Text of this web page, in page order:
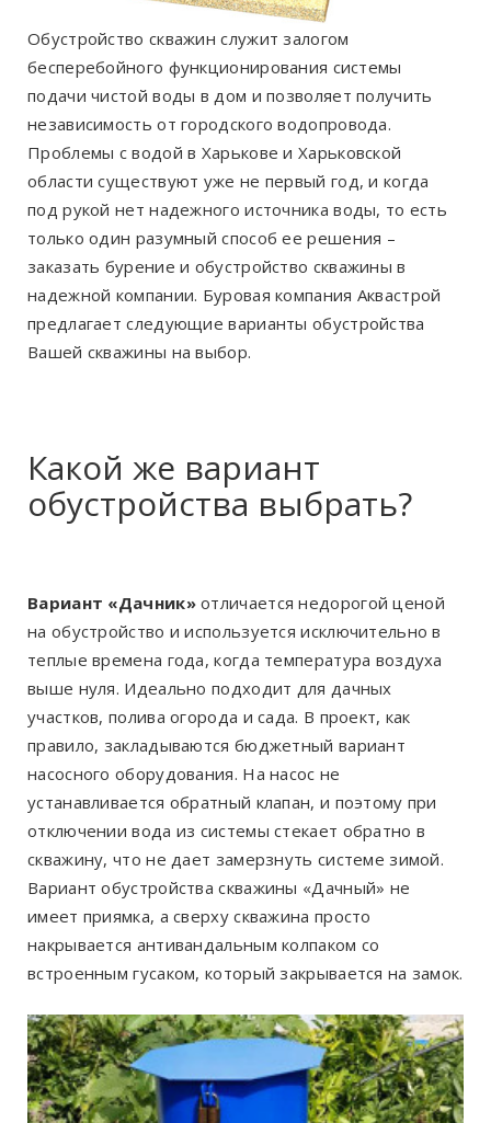
Обустройство скважин служит залогом
бесперебойного функционирования системы
подачи чистой воды в дом и позволяет получить
независимость от городского водопровода.
Проблемы с водой в Харькове и Харьковской
области существуют уже не первый год, и когда
под рукой нет надежного источника воды, то есть
только один разумный способ ее решения –
заказать бурение и обустройство скважины в
надежной компании. Буровая компания Аквастрой
предлагает следующие варианты обустройства
Вашей скважины на выбор.
Какой же вариант
обустройства выбрать?
Вариант «Дачник»отличается недорогой ценой
на обустройство и используется исключительно в
теплые времена года, когда температура воздуха
выше нуля. Идеально подходит для дачных
участков, полива огорода и сада. В проект, как
правило, закладываются бюджетный вариант
насосного оборудования. На насос не
устанавливается обратный клапан, и поэтому при
отключении вода из системы стекает обратно в
скважину, что не дает замерзнуть системе зимой.
Вариант обустройства скважины «Дачный» не
имеет приямка, а сверху скважина просто
накрывается антивандальным колпаком со
встроенным гусаком, который закрывается на замок.